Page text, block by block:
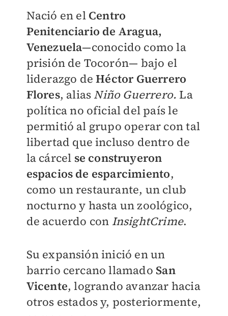
Nació en el Centro
Penitenciario de Aragua,
Venezuela—conocido como la
prisión de Tocorón— bajo el
liderazgo de Héctor Guerrero
Flores, alias Niño Guerrero.La
política no oficial del país le
permitió al grupo operar con tal
libertad que incluso dentro de
la cárcel se construyeron
espacios de esparcimiento,
como un restaurante, un club
nocturno y hasta un zoológico,
de acuerdo con InsightCrime.
Su expansión inició en un
barrio cercano llamado San
Vicente, logrando avanzar hacia
otros estados y, posteriormente,